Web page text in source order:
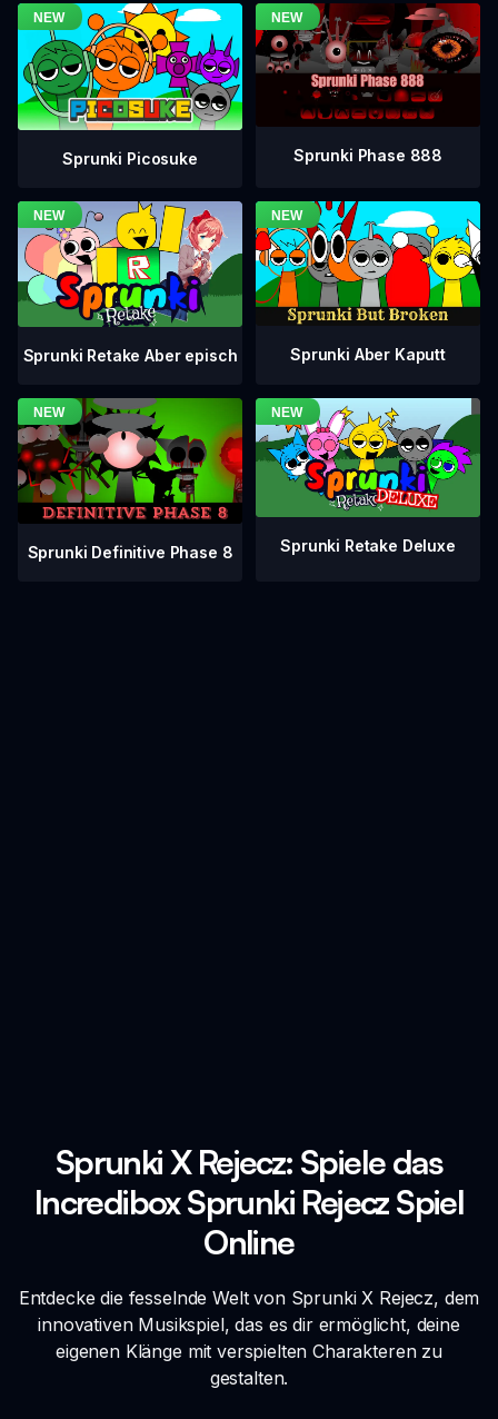
Sprunki Picosuke Sprunki Phase 888
Sprunki Retake Aber episch Sprunki Aber Kaputt
Sprunki Definitive Phase 8 Sprunki Retake Deluxe
Sprunki X Rejecz: Spiele das
Incredibox Sprunki Rejecz Spiel
Online
Entdecke die fesselnde Welt von Sprunki X Rejecz, dem
innovativen Musikspiel, das es dir ermöglicht, deine
eigenen Klänge mit verspielten Charakteren zu
gestalten.